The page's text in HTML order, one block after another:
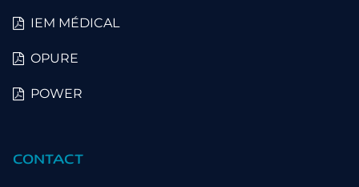
IEM MÉDICAL
OPURE
POWER
CONTACT